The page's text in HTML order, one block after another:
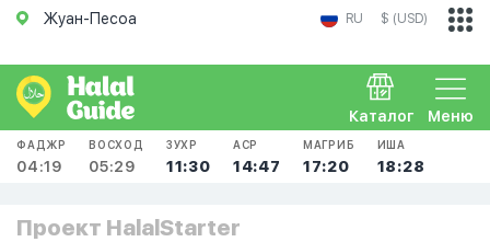
Жуан-Песоа RU $ (USD)
Меню
Каталог
ФАДЖР
04:19
ВОСХОД
05:29
ЗУХР
11:30
АСР
14:47
МАГРИБ
17:20
ИША
18:28
Проект HalalStarter